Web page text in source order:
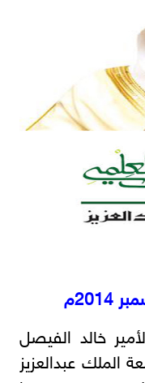
خالد الفيصل
الملك عبدالعزيز